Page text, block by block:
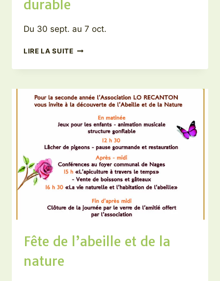
durable
Du 30 sept. au 7 oct.
LIRE LA SUITESEMAINE
DÉVELOPPEMENT
Fête de l’abeille et de la
nature